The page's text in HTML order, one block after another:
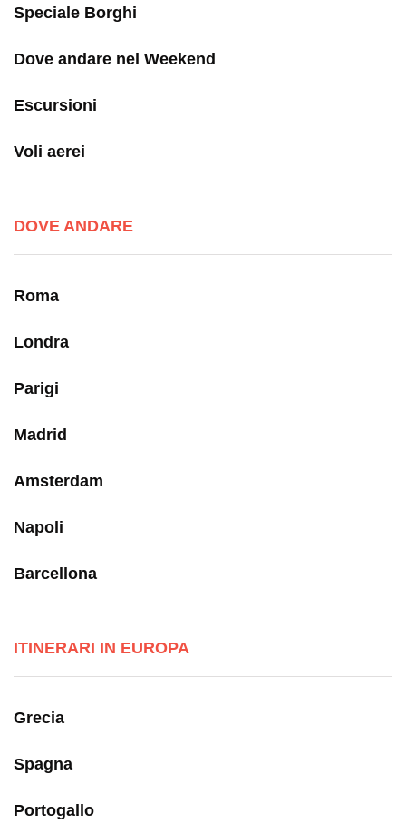
Speciale Borghi
Dove andare nel Weekend
Escursioni
Voli aerei
DOVE ANDARE
Roma
Londra
Parigi
Madrid
Amsterdam
Napoli
Barcellona
ITINERARI IN EUROPA
Grecia
Spagna
Portogallo